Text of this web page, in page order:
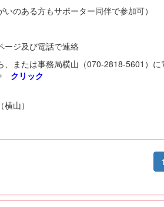
のある方もサポーター同伴で参加可）
ジ及び電話で連絡
、または事務局横山（070-2818-5601）に
クリック
山）
1